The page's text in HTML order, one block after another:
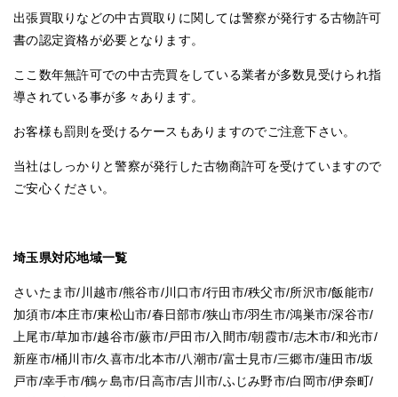
出張買取りなどの中古買取りに関しては警察が発行する古物許可
書の認定資格が必要となります。
ここ数年無許可での中古売買をしている業者が多数見受けられ指
導されている事が多々あります。
お客様も罰則を受けるケースもありますのでご注意下さい。
当社はしっかりと警察が発行した古物商許可を受けていますので
ご安心ください。
埼玉県対応地域一覧
さいたま市/川越市/熊谷市/川口市/行田市/秩父市/所沢市/飯能市/
加須市/本庄市/東松山市/春日部市/狭山市/羽生市/鴻巣市/深谷市/
上尾市/草加市/越谷市/蕨市/戸田市/入間市/朝霞市/志木市/和光市/
新座市/桶川市/久喜市/北本市/八潮市/富士見市/三郷市/蓮田市/坂
戸市/幸手市/鶴ヶ島市/日高市/吉川市/ふじみ野市/白岡市/伊奈町/